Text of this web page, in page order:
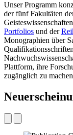
Unser Programm
der fünf Fakultäten
Portfolios und der
Monographien über
Plattform, ihre
zugänglich zu